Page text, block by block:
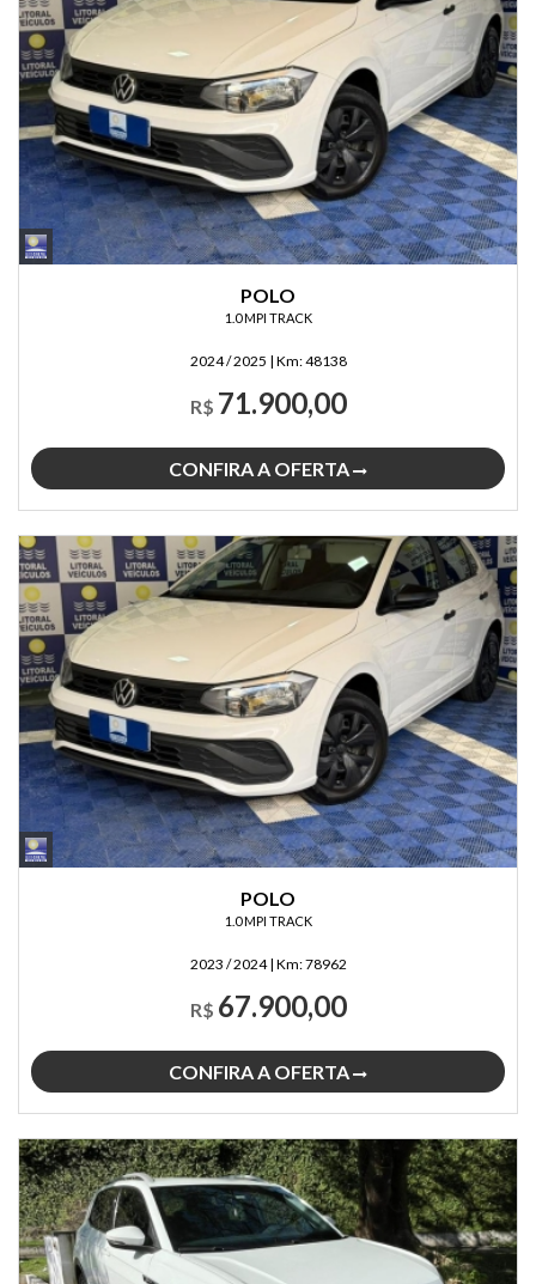
POLO
1.0 MPI TRACK
2024 / 2025 | Km:48138
R$ 71.900,00
CONFIRA A OFERTA
POLO
1.0 MPI TRACK
2023 / 2024| Km:78962
R$ 67.900,00
CONFIRA A OFERTA